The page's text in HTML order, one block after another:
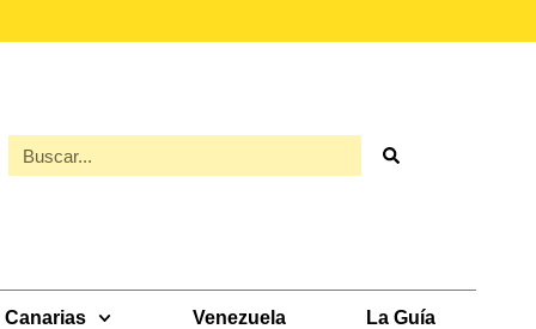
Canarias Venezuela La Guía